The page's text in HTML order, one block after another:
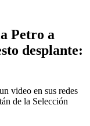
Petro a
desplante:
video en sus redes
de la Selección